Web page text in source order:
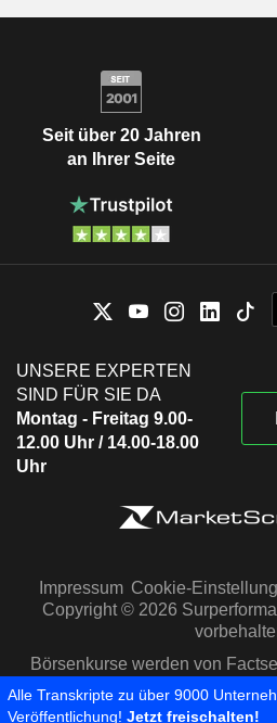
Seit über 20 Jahren
an Ihrer Seite
UNSERE EXPERTEN
SIND FÜR SIE DA
Montag - Freitag 9.00-
12.00 Uhr / 14.00-18.00
Uhr
Impressum Cookie-
Copyright © 2026
Börsenkurse werden von
Capital IQ zur
Alle Transkripte zu über 9000
Veröffentlichung! Jetzt freischalten!